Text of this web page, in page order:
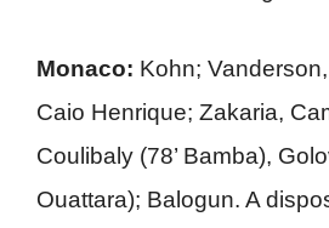
Monaco: Kohn;
Caio Henrique; Zakaria,
Coulibaly (78’ Bamba),
Ouattara); Balogun. A